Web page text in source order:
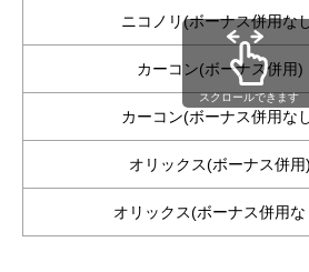
ニコノリ(ボーナス併用な
カーコン(ボーナス併用)
カーコン(ボーナス併用な
オリックス(ボーナス併用)
オリックス(ボーナス併用な
スクロールできます